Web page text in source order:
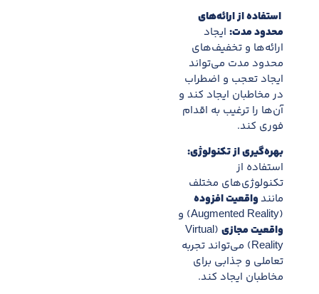
استفاده از ارائه‌های
محدود مدت: ایجاد
ارائه‌ها و تخفیف‌های
محدود مدت می‌تواند
ایجاد تعجب و اضطراب
در مخاطبان ایجاد کند و
آن‌ها را ترغیب به اقدام
فوری کند.
بهره‌گیری از تکنولوژی:
استفاده از
تکنولوژی‌های مختلف
مانندواقعیت افزوده
(Augmented Reality) و
واقعیت مجازی (Virtual
Reality) می‌تواند تجربه
تعاملی و جذابی برای
مخاطبان ایجاد کند.